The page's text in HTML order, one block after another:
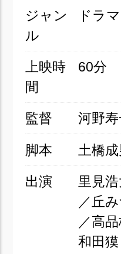
ジャン
ル
ドラ
上映時
間
60分
監督 河野
脚本 土橋
出演
里見
／丘
／高
和田獏